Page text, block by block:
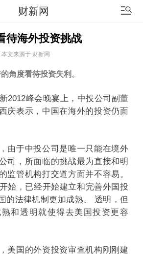
财新网
待海外投资挑战
文来源于 财新网
角度看待投资失利。
峰会晚宴上，中投公司副董
庆表示，中国在海外的投资仍面
于中投公司是唯一只能在境外
司，所面临的挑战最为直接和明
监管机构打交道方面并不容易。
始，已经开始建立和完善外国投
的法律机制更加成熟、 透明，但
和透明就使得去美国投资更容
国的外资投资审查机构刚刚建